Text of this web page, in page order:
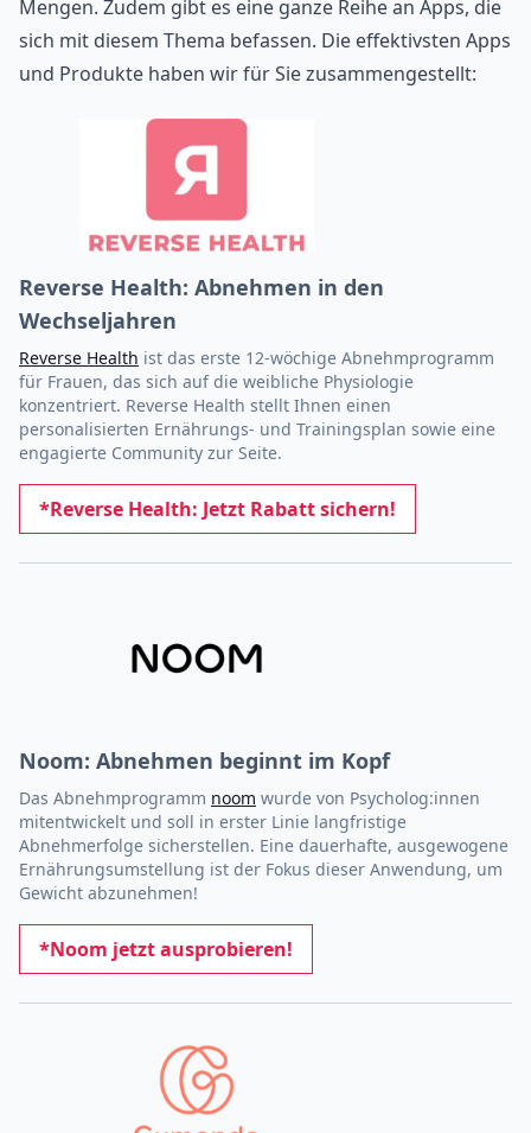
Mengen. Zudem gibt es eine ganze Reihe an Apps, die
sich mit diesem Thema befassen. Die effektivsten Apps
und Produkte haben wir für Sie zusammengestellt:
Reverse Health: Abnehmen in den
Wechseljahren
Reverse Health ist das erste 12-wöchige Abnehmprogramm
für Frauen, das sich auf die weibliche Physiologie
konzentriert. Reverse Health stellt Ihnen einen
personalisierten Ernährungs- und Trainingsplan sowie eine
engagierte Community zur Seite.
*Reverse Health: Jetzt Rabatt sichern!
Noom: Abnehmen beginnt im Kopf
Das Abnehmprogramm noom wurde von Psycholog:innen
mitentwickelt und soll in erster Linie langfristige
Abnehmerfolge sicherstellen. Eine dauerhafte, ausgewogene
Ernährungsumstellung ist der Fokus dieser Anwendung, um
Gewicht abzunehmen!
*Noom jetzt ausprobieren!